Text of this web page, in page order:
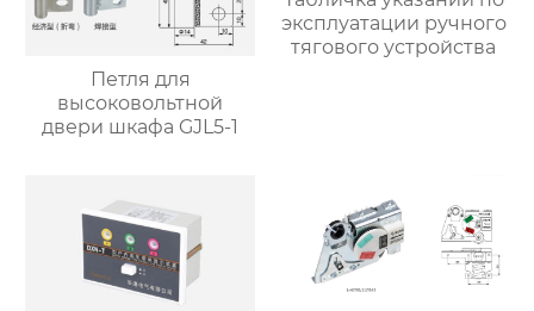
Петля для
высоковольтной
двери шкафа GJL5-1
эксплуатации ручного
тягового устройства